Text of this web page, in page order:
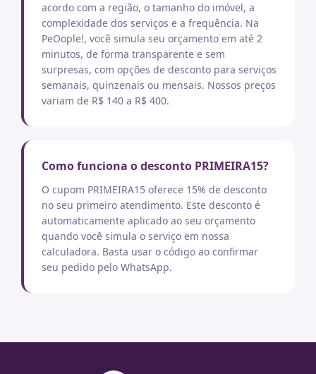
acordo com a região, o tamanho do imóvel, a
complexidade dos serviços e a frequência. Na
PeOople!, você simula seu orçamento em até 2
minutos, de forma transparente e sem
surpresas, com opções de desconto para serviços
semanais, quinzenais ou mensais. Nossos preços
variam de R$ 140 a R$ 400.
Como funciona o desconto PRIMEIRA15?
O cupom PRIMEIRA15 oferece 15% de desconto
no seu primeiro atendimento. Este desconto é
automaticamente aplicado ao seu orçamento
quando você simula o serviço em nossa
calculadora. Basta usar o código ao confirmar
seu pedido pelo WhatsApp.